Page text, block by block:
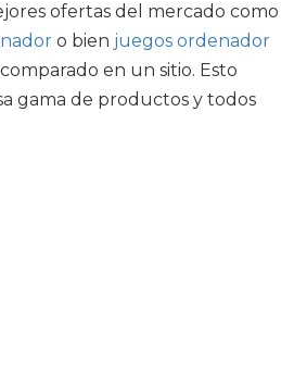
ofertas del mercado como
o bien juegos ordenador
en un sitio. Esto
gama de productos y todos